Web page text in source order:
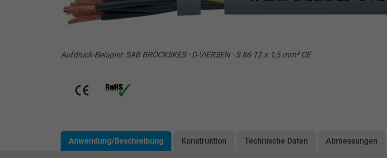
Aufdruck-Beispiel: SAB BRÖCKSKES · D-VIERSEN · S 86 12 x 1,5 mm² CE
Anwendung/Beschreibung Konstruktion Technische Daten Abmessungen